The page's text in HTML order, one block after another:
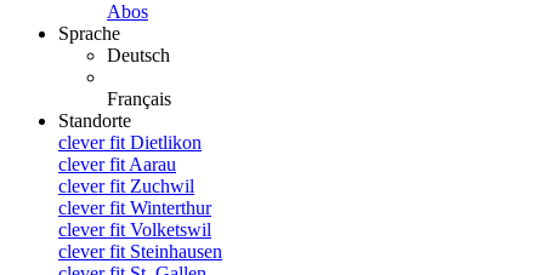
Abos
Sprache
Deutsch
Français
Standorte
clever fit Dietlikon
clever fit Aarau
clever fit Zuchwil
clever fit Winterthur
clever fit Volketswil
clever fit Steinhausen